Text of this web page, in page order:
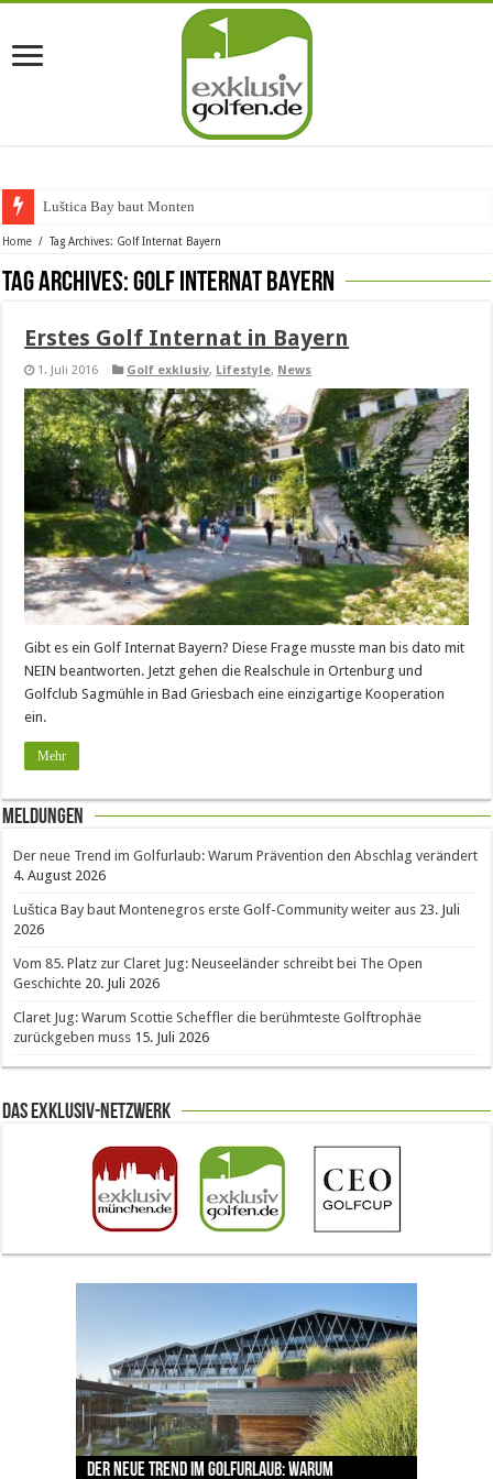
Luštica Bay baut Montenegros
Home / Tag Archives: Golf Internat Bayern
Tag Archives:Golf Internat Bayern
Erstes Golf Internat in Bayern
1. Juli 2016 Golf exklusiv, Lifestyle, News
Gibt es ein Golf Internat Bayern? Diese Frage musste man bis dato mit
NEIN beantworten. Jetzt gehen die Realschule in Ortenburg und
Golfclub Sagmühle in Bad Griesbach eine einzigartige Kooperation
ein.
Mehr
Meldungen
Der neue Trend im Golfurlaub: Warum Prävention den Abschlag verändert
4. August 2026
Luštica Bay baut Montenegros erste Golf-Community weiter aus 23. Juli
2026
Vom 85. Platz zur Claret Jug: Neuseeländer schreibt bei The Open
Geschichte 20. Juli 2026
Claret Jug: Warum Scottie Scheffler die berühmteste Golftrophäe
zurückgeben muss 15. Juli 2026
Das Exklusiv-Netzwerk
Der neue Trend im Golfurlaub: Warum
Luštica Bay baut Montenegros erste Golf-
Vom 85. Platz zur Claret Jug: Neuseeländer
Claret Jug: Warum Scottie Scheffler die
The Open 2026 in Royal Birkdale: Warum der
traditionsreiche Linksplatz zu den größten